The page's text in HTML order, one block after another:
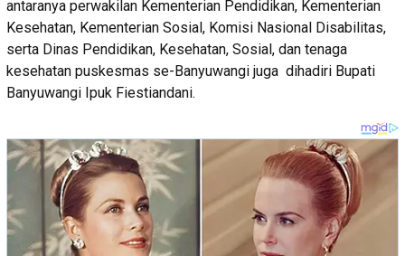
antaranya perwakilan Kementerian Pendidikan, Kementerian
Kesehatan, Kementerian Sosial, Komisi Nasional Disabilitas,
serta Dinas Pendidikan, Kesehatan, Sosial, dan tenaga
kesehatan puskesmas se-Banyuwangi juga dihadiri Bupati
Banyuwangi Ipuk Fiestiandani.